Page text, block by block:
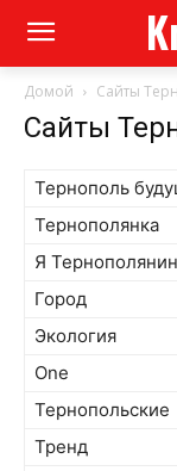
Домой Сайты
Сайты
Тернополь
Тернополянка
Я Тернополянин
Город
Экология
One
Тернопольские
Тренд